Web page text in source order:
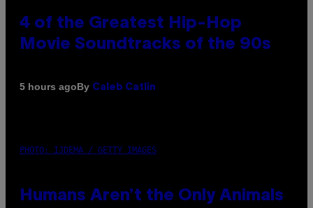
4 of the Greatest Hip-Hop
Movie Soundtracks of the 90s
5 hours agoBy Caleb Catlin
PHOTO: IJDEMA / GETTY IMAGES
Humans Aren’t the Only Animals